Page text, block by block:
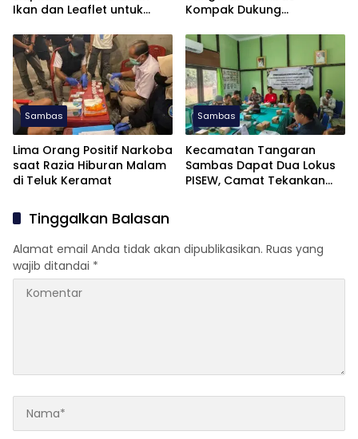
Ikan dan Leaflet untuk
Kompak Dukung
III untuk Perkuat Aspirasi
Perbatasan
Sambas
Lima Orang Positif Narkoba
saat Razia Hiburan Malam
di Teluk Keramat
Sambas
Kecamatan Tangaran
Sambas Dapat Dua Lokus
PISEW, Camat Tekankan
Tinggalkan Balasan
Alamat email Anda tidak akan dipublikasikan. Ruas yang
wajib ditandai *